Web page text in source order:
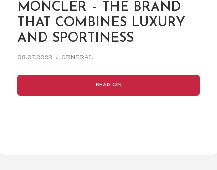
MONCLER – THE BRAND
THAT COMBINES LUXURY
AND SPORTINESS
03.07.2022 GENERAL
READ ON